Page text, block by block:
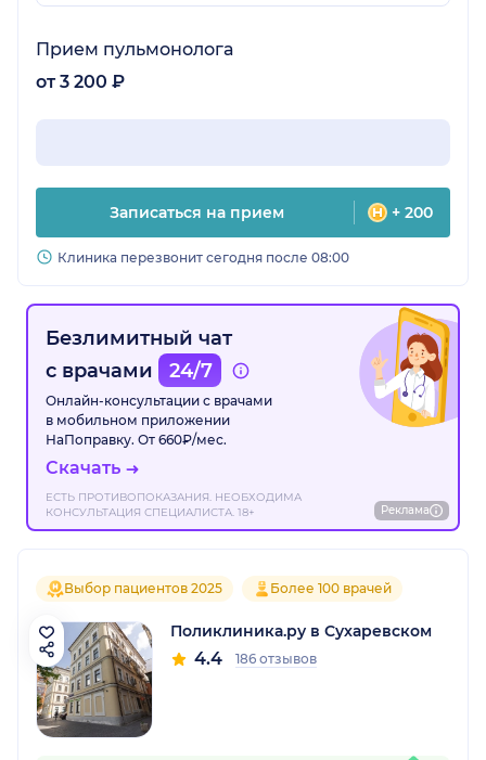
Прием пульмонолога
от 3 200 ₽
Записаться на прием + 200
Клиника перезвонит сегодня после 08:00
Безлимитный чат
с врачами
24/7
Онлайн-консультации с врачами
в мобильном приложении
НаПоправку. От 660₽/мес.
Скачать
ЕСТЬ ПРОТИВОПОКАЗАНИЯ. НЕОБХОДИМА
КОНСУЛЬТАЦИЯ СПЕЦИАЛИСТА. 18+
Реклама
Выбор пациентов 2025 Более 100 врачей
Поликлиника.ру в Сухаревском
4.4 186 отзывов